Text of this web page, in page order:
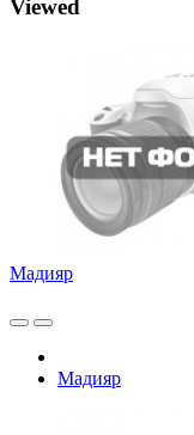
Viewed
Мадияр
Мадияр